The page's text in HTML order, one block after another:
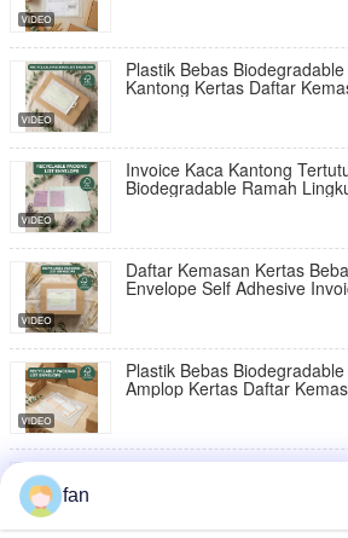
Plastik Bebas
Kantong Kertas Daftar
Invoice Kaca Kantong
Biodegradable Ramah
Daftar Kemasan Daur
Daftar Kemasan Kertas
Envelope Self Adhesive
Plastik Bebas
Amplop Kertas Daftar
Adective Label Pengiriman
fan